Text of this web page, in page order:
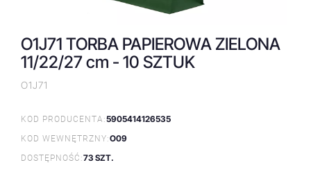
O1J71 TORBA PAPIEROWA ZIELONA
11/22/27 cm - 10 SZTUK
O1J71
KOD PRODUCENTA:5905414126535
KOD WEWNĘTRZNY:O09
DOSTĘPNOŚĆ:73 SZT.